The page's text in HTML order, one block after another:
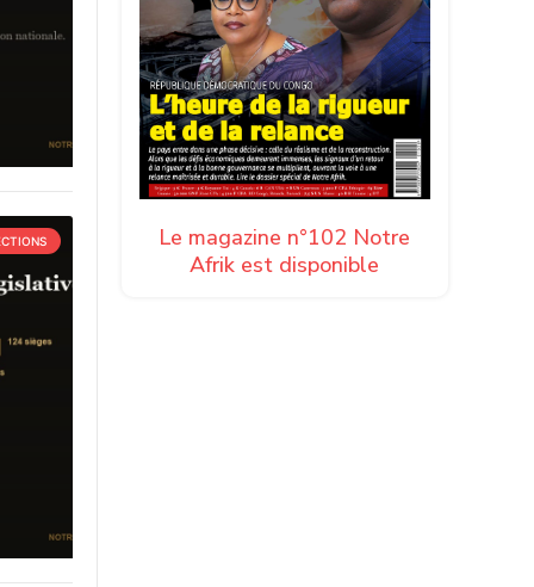
Le magazine n°102 Notre
Afrik est disponible